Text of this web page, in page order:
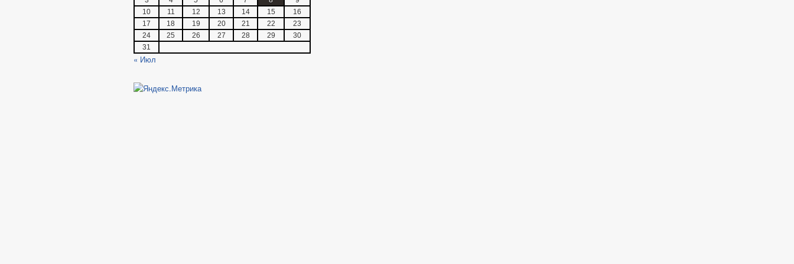
10
11 12 13 14 15
16
17
18 19 20 21 22
23
24
25 26 27 28 29
30
31
« Июл